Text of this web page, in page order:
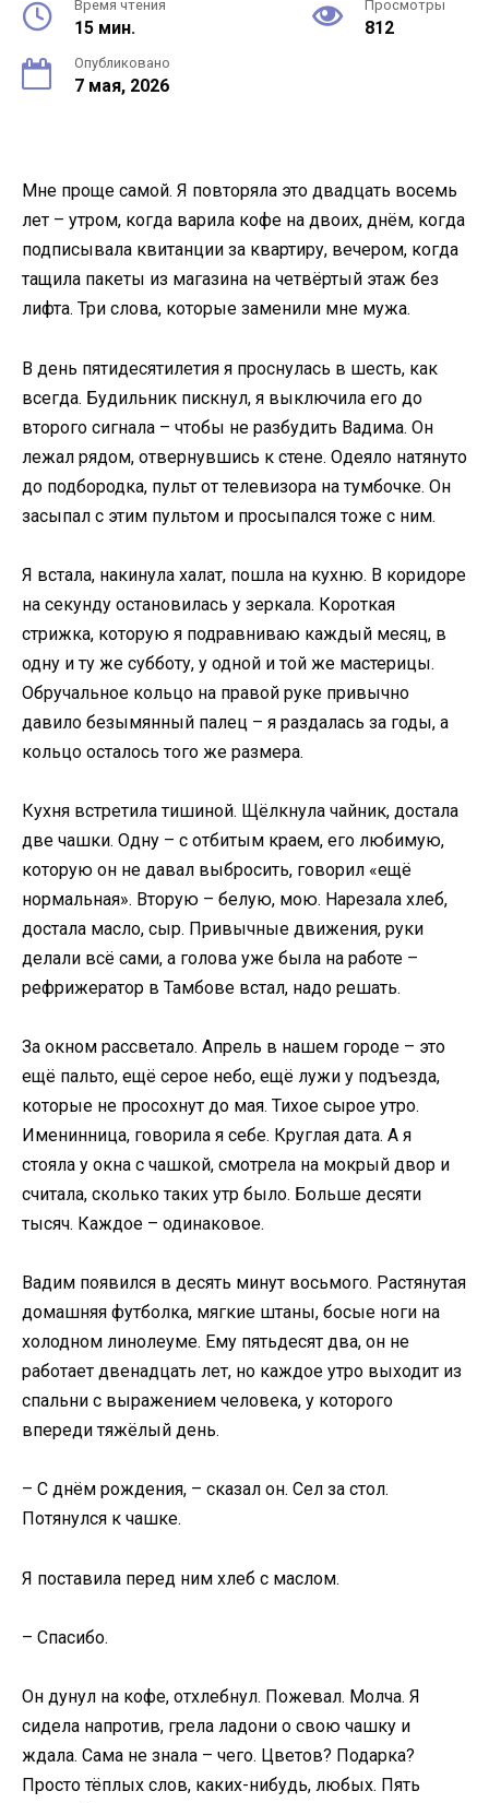
Время чтения
15 мин.
Просмотры
812
Опубликовано
7 мая, 2026
Мне проще самой. Я повторяла это двадцать восемь
лет – утром, когда варила кофе на двоих, днём, когда
подписывала квитанции за квартиру, вечером, когда
тащила пакеты из магазина на четвёртый этаж без
лифта. Три слова, которые заменили мне мужа.
В день пятидесятилетия я проснулась в шесть, как
всегда. Будильник пискнул, я выключила его до
второго сигнала – чтобы не разбудить Вадима. Он
лежал рядом, отвернувшись к стене. Одеяло натянуто
до подбородка, пульт от телевизора на тумбочке. Он
засыпал с этим пультом и просыпался тоже с ним.
Я встала, накинула халат, пошла на кухню. В коридоре
на секунду остановилась у зеркала. Короткая
стрижка, которую я подравниваю каждый месяц, в
одну и ту же субботу, у одной и той же мастерицы.
Обручальное кольцо на правой руке привычно
давило безымянный палец – я раздалась за годы, а
кольцо осталось того же размера.
Кухня встретила тишиной. Щёлкнула чайник, достала
две чашки. Одну – с отбитым краем, его любимую,
которую он не давал выбросить, говорил «ещё
нормальная». Вторую – белую, мою. Нарезала хлеб,
достала масло, сыр. Привычные движения, руки
делали всё сами, а голова уже была на работе –
рефрижератор в Тамбове встал, надо решать.
За окном рассветало. Апрель в нашем городе – это
ещё пальто, ещё серое небо, ещё лужи у подъезда,
которые не просохнут до мая. Тихое сырое утро.
Именинница, говорила я себе. Круглая дата. А я
стояла у окна с чашкой, смотрела на мокрый двор и
считала, сколько таких утр было. Больше десяти
тысяч. Каждое – одинаковое.
Вадим появился в десять минут восьмого. Растянутая
домашняя футболка, мягкие штаны, босые ноги на
холодном линолеуме. Ему пятьдесят два, он не
работает двенадцать лет, но каждое утро выходит из
спальни с выражением человека, у которого
впереди тяжёлый день.
– С днём рождения, – сказал он. Сел за стол.
Потянулся к чашке.
Я поставила перед ним хлеб с маслом.
– Спасибо.
Он дунул на кофе, отхлебнул. Пожевал. Молча. Я
сидела напротив, грела ладони о свою чашку и
ждала. Сама не знала – чего. Цветов? Подарка?
Просто тёплых слов, каких-нибудь, любых. Пять